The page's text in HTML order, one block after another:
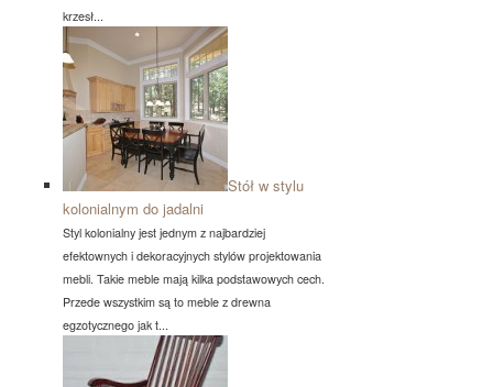
krzesł...
Stół w stylu
kolonialnym do jadalni
Styl kolonialny jest jednym z najbardziej
efektownych i dekoracyjnych stylów projektowania
mebli. Takie meble mają kilka podstawowych cech.
Przede wszystkim są to meble z drewna
egzotycznego jak t...